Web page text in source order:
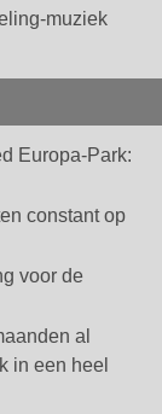
muziek
Europa-Park:
constant op
voor de
al
in een heel